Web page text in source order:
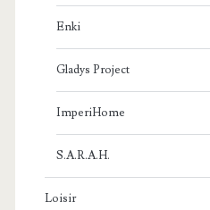
Enki
Gladys Project
ImperiHome
S.A.R.A.H.
Loisir